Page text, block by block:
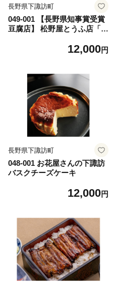
長野県下諏訪町
049-001 【長野県知事賞受賞
豆腐店】 松野屋とうふ店「ま
12,000円
長野県下諏訪町
048-001 お花屋さんの下諏訪
バスクチーズケーキ
12,000円